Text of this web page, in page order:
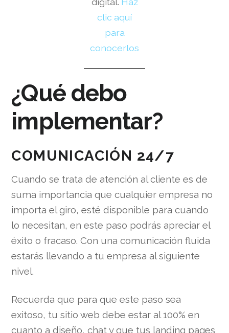
clic aquí
para
conocerlos
¿Qué debo
implementar?
COMUNICACIÓN 24/7
Cuando se trata de atención al cliente es de
suma importancia que cualquier empresa no
importa el giro, esté disponible para cuando
lo necesitan, en este paso podrás apreciar el
éxito o fracaso. Con una comunicación fluida
estarás llevando a tu empresa al siguiente
nivel.
Recuerda que para que este paso sea
exitoso, tu sitio web debe estar al 100% en
cuanto a diseño, chat y que tus landing pages